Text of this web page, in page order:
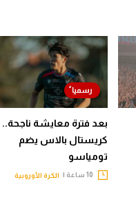
بعد فترة معايشة ناجحة..
كريستال بالاس يضم
تومياسو
الكرة الأوروبية